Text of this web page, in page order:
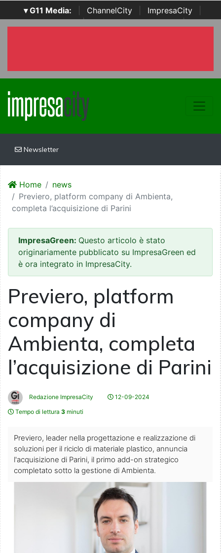
▾ G11 Media: ChannelCity ImpresaCity
SecurityOpenLab | Italian Channel Awards | Italian
Newsletter
Home
news
Previero, platform company di Ambienta,
completa l’acquisizione di Parini
ImpresaGreen: Questo articolo è stato
originariamente pubblicato su ImpresaGreen ed
è ora integrato in ImpresaCity.
Previero, platform
company di
Ambienta, completa
l’acquisizione di Parini
Redazione ImpresaCity
12-09-2024
Tempo di lettura 3 minuti
Previero, leader nella progettazione e realizzazione di
soluzioni per il riciclo di materiale plastico, annuncia
l'acquisizione di Parini, il primo add-on strategico
completato sotto la gestione di Ambienta.